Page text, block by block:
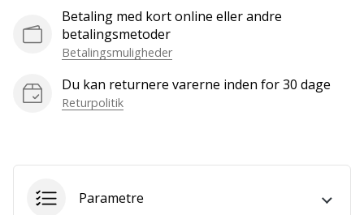
vores
Handball
Har
hobby
os?
Betaling med kort online eller andre
betalingsmetoder
Betalingsmuligheder
Du kan returnere varerne inden for 30 dage
Returpolitik
Parametre